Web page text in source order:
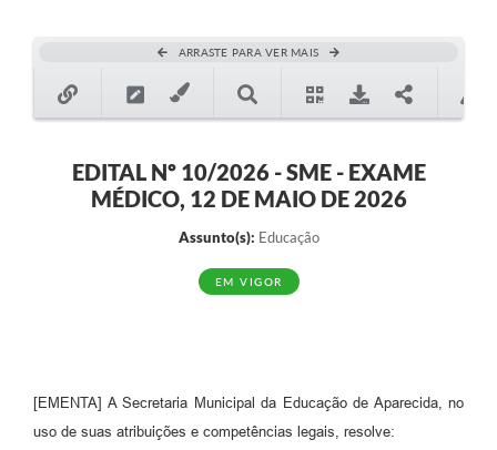
Serviços Online
Legislação
A Prefeitura
Audiências Públicas
ARRASTE PARA VER MAIS
EDITAL Nº 10/2026 - SME - EXAME
MÉDICO, 12 DE MAIO DE 2026
Assunto(s): Educação
EM VIGOR
[EMENTA] A Secretaria Municipal da Educação de Aparecida, no
uso de suas atribuições e competências legais, resolve: